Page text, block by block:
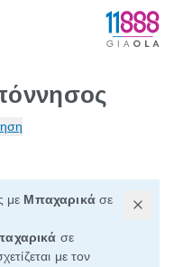
με Μπαχαρικά σε
σε
με τον